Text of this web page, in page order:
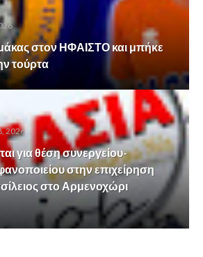
στον ΗΦΑΙΣΤΟ και μπήκε
τούρτα
2026
για θέση συνεργείου-
στην επιχείρηση
στο Αρμενοχώρι